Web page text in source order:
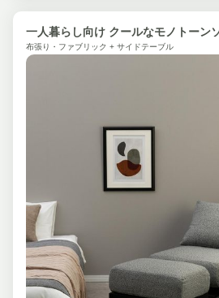
一人暮らし向け クールなモノトーン
布張り・ファブリック + サイドテーブル